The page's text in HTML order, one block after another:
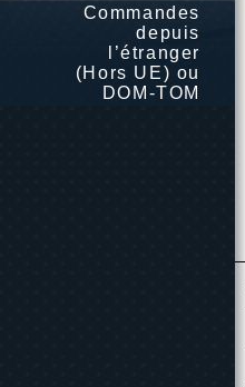
Commandes
depuis
l’étranger
(Hors UE) ou
DOM-TOM